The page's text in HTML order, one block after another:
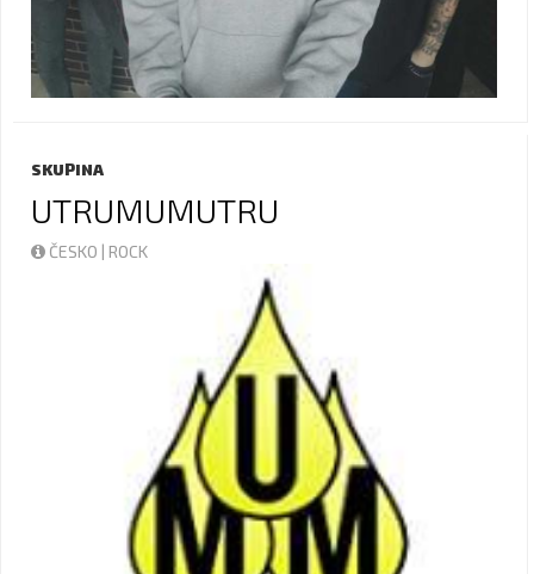
SKUPINA
UTRUMUMUTRU
ČESKO | ROCK